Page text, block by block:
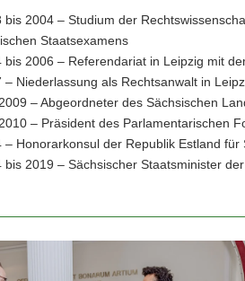
bis 2004 – Studium der
Staatsexamens
bis 2006 – Referendariat in Leipzig mit
– Niederlassung als Rechtsanwalt in
– Abgeordneter des Sächsischen
– Präsident des Parlamentarischen
– Honorarkonsul der Republik Estland
bis 2019 – Sächsischer Staatsminister